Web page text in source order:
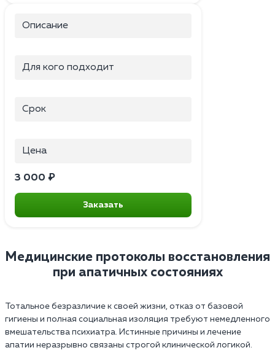
Описание
Для кого подходит
Срок
Цена
3 000 ₽
Заказать
Медицинские протоколы восстановления
при апатичных состояниях
Тотальное безразличие к своей жизни, отказ от базовой
гигиены и полная социальная изоляция требуют немедленного
вмешательства психиатра. Истинные причины и лечение
апатии неразрывно связаны строгой клинической логикой.